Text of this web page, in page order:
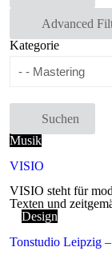
Advanced
Kategorie
Suchen
Musik
VISIO
VISIO steht für
Texten und
Design
Tonstudio Leipzig